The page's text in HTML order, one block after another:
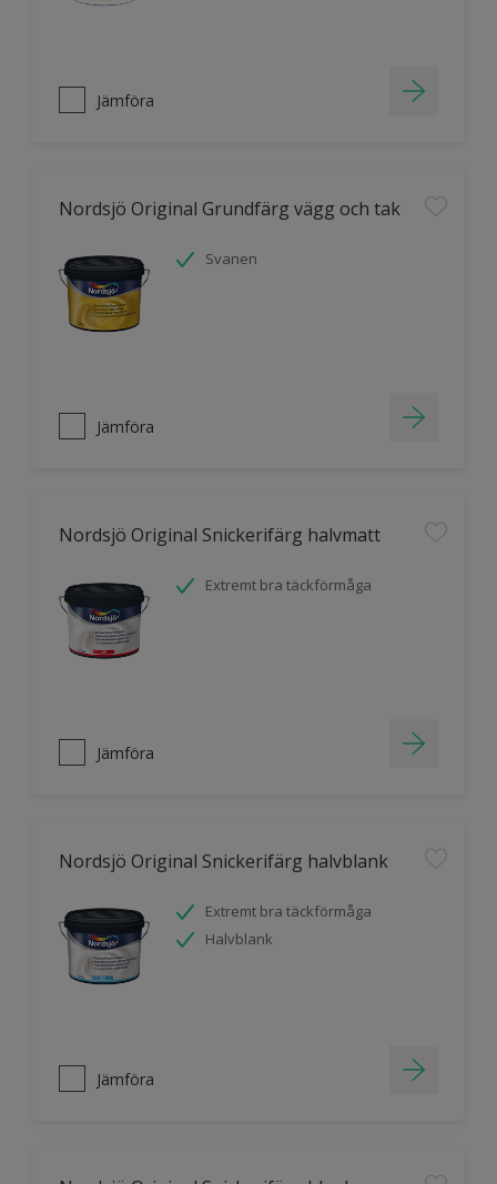
Jämföra
Nordsjö Original Grundfärg vägg och tak
Svanen
Jämföra
Nordsjö Original Snickerifärg halvmatt
Extremt bra täckförmåga
Jämföra
Nordsjö Original Snickerifärg halvblank
Extremt bra täckförmåga
Halvblank
Jämföra